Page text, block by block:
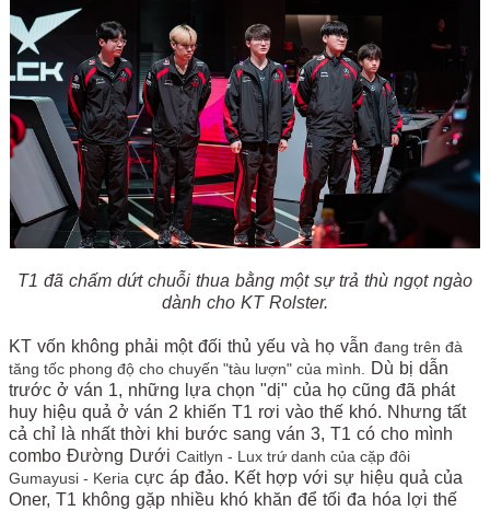
T1 đã chấm dứt chuỗi thua bằng một sự trả thù ngọt ngào
dành cho KT Rolster.
KT vốn không phải một đối thủ yếu và họ vẫn đang trên đà
tăng tốc phong độ cho chuyến "tàu lượn" của mình. Dù bị dẫn
trước ở ván 1, những lựa chọn "dị" của họ cũng đã phát
huy hiệu quả ở ván 2 khiến T1 rơi vào thế khó. Nhưng tất
cả chỉ là nhất thời khi bước sang ván 3, T1 có cho mình
combo Đường Dưới Caitlyn - Lux trứ danh của cặp đôi
Gumayusi - Keria cực áp đảo. Kết hợp với sự hiệu quả của
Oner, T1 không gặp nhiều khó khăn để tối đa hóa lợi thế